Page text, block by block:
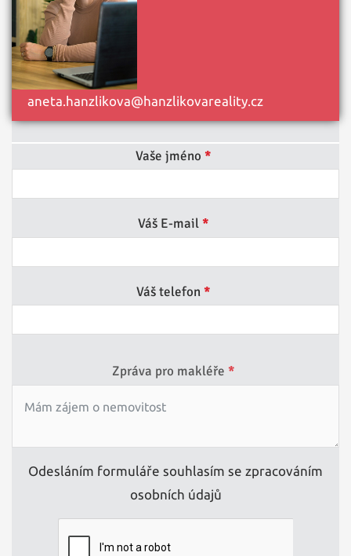
aneta.hanzlikova@hanzlikovareality.cz
Vaše jméno *
Váš E-mail *
Váš telefon *
Zpráva pro makléře *
Odesláním formuláře souhlasím se zpracováním
osobních údajů